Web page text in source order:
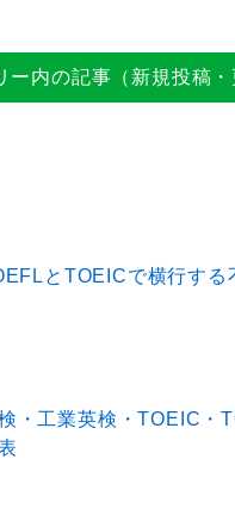
ー内の記事（新規投稿・
とTOEICで横行する
・工業英検・TOEIC・